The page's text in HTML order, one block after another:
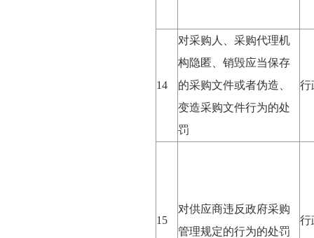
14
对采购人、采购代理机
构隐匿、销毁应当保存
的采购文件或者伪造、
变造采购文件行为的处
罚
行
15
对供应商违反政府采购
管理规定的行为的处罚
行